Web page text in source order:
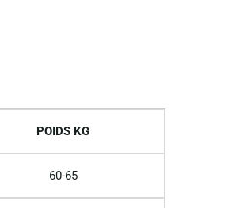
POIDS KG
60-65